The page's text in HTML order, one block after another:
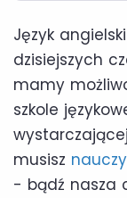
Język
dzisiejszych
mamy
szkole
musisz
- bądź nasza